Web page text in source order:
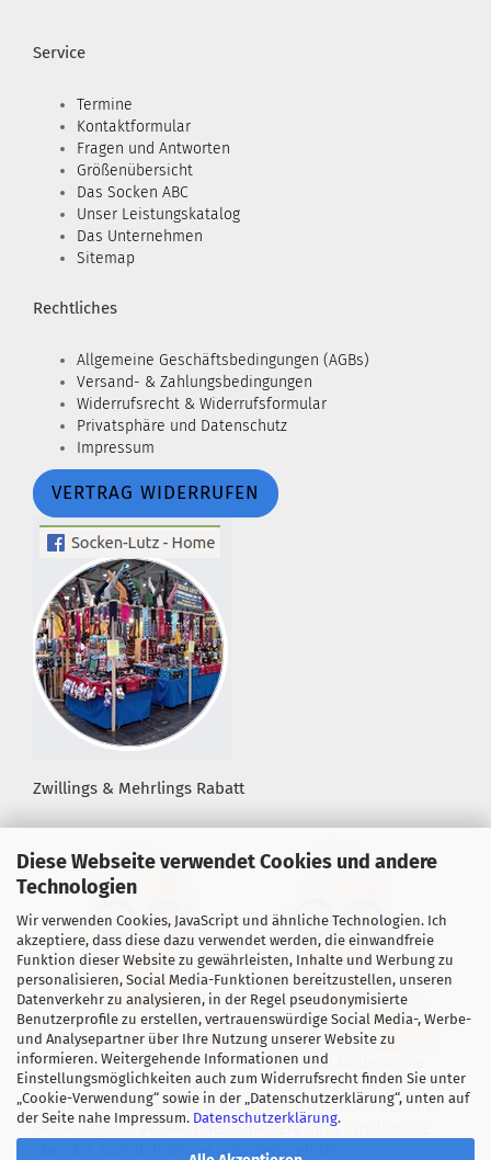
Diese Webseite verwendet Cookies und andere
Technologien
Wir verwenden Cookies, JavaScript und ähnliche Technologien. Ich
akzeptiere, dass diese dazu verwendet werden, die einwandfreie
Funktion dieser Website zu gewährleisten, Inhalte und Werbung zu
personalisieren, Social Media-Funktionen bereitzustellen, unseren
Datenverkehr zu analysieren, in der Regel pseudonymisierte
Benutzerprofile zu erstellen, vertrauenswürdige Social Media-, Werbe-
und Analysepartner über Ihre Nutzung unserer Website zu
informieren. Weitergehende Informationen und
Einstellungsmöglichkeiten auch zum Widerrufsrecht finden Sie unter
„Cookie-Verwendung“ sowie in der „Datenschutzerklärung“, unten auf
der Seite nahe Impressum. Datenschutzerklärung.
Service
Termine
Kontaktformular
Fragen und Antworten
Größenübersicht
Das Socken ABC
Unser Leistungskatalog
Das Unternehmen
Sitemap
Rechtliches
Allgemeine Geschäftsbedingungen (AGBs)
Versand- & Zahlungsbedingungen
Widerrufsrecht & Widerrufsformular
Privatsphäre und Datenschutz
Impressum
VERTRAG WIDERRUFEN
Zwillings & Mehrlings Rabatt
Für alle Zwillings- &, Mehrlingseltern sowie kinderreiche
Familien mit mind. 3 eigenen Kindern bis 18 Jahre! gewähren
wir einen "Zwillingsrabatt" in Höhe von mind. 5%* auf Ihre
Bestellungen (*auf Nachweis). Weitere Infos erhalten Sie
über das Kontaktformular oder Servicetelefon.